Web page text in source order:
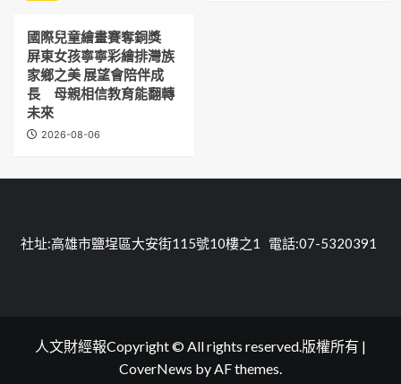
國際兒童繪畫賽奪銅獎
屏東女孩寧寧彩繪排灣族
家鄉之美 展望會陪伴成
長 母親相信教育能翻轉
未來
2026-08-06
社址:高雄市鹽埕區大安街115號10樓之1 電話:07-5320391
人文財經報Copyright © All rights reserved.版權所有 |
CoverNews by AF themes.